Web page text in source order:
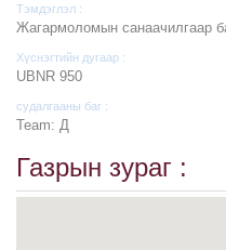
Тэмдэглэл :
Жагармоломын санаачилгаар
Хүснэгтийн дугаар :
UBNR 950
судалгааны баг :
Team: Д
Газрын зураг :